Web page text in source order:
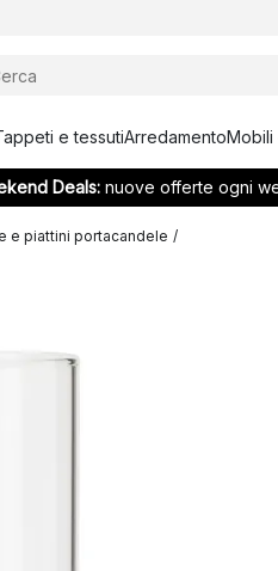
e tessutiArredamentoMobili
Deals: nuove offerte ogni
e piattini portacandele /